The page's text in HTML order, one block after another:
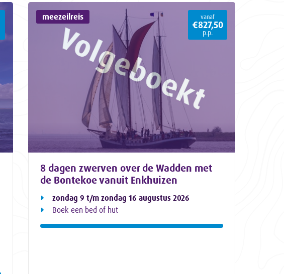
meezeilreis vanaf
€827,50
p.p.
8 dagen zwerven over de Wadden met
de Bontekoe vanuit Enkhuizen
zondag 9 t/m zondag 16 augustus 2026
Boek een bed of hut